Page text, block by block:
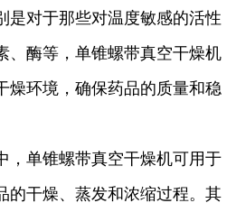
是对于那些对温度敏感的活性
、酶等，单锥螺带真空干燥机
燥环境，确保药品的质量和稳
，单锥螺带真空干燥机可用于
的干燥、蒸发和浓缩过程。其